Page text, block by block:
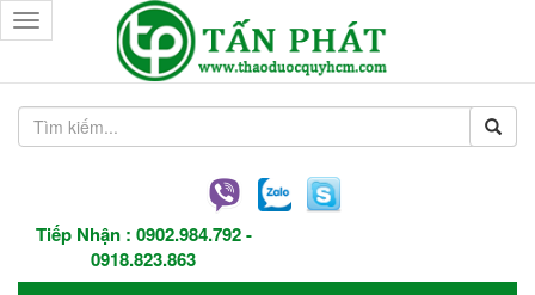
Tiếp Nhận : 0902.984.792-
0918.823.863
Toggle
navigation